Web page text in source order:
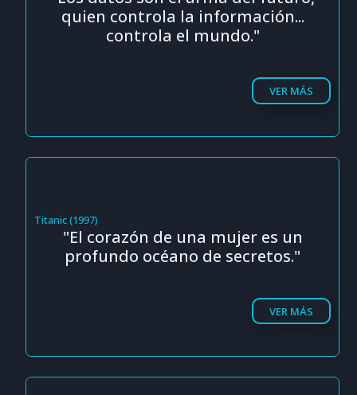
quien controla la información...
controla el mundo."
VER MÁS
Titanic (1997)
"El corazón de una mujer es un
profundo océano de secretos."
VER MÁS